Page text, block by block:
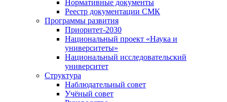
Нормативные документы
Реестр документации СМК
Программы развития
Приоритет-2030
Национальный проект «Наука и
университеты»
Национальный исследовательский
университет
Структура
Наблюдательный совет
Учёный совет